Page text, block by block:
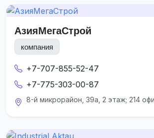
АзияМегаСтрой
компания
+7-707-855-52-47
+7-775-303-00-87
8-й микрорайон, 39а, 2 этаж; 214